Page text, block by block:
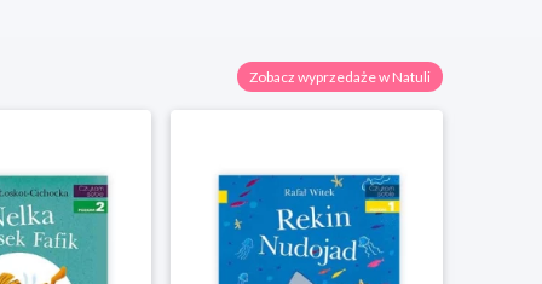
Zobacz wyprzedaże w Natuli